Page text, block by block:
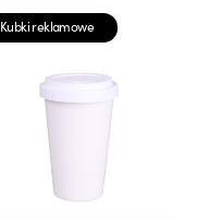
Kubki reklamowe